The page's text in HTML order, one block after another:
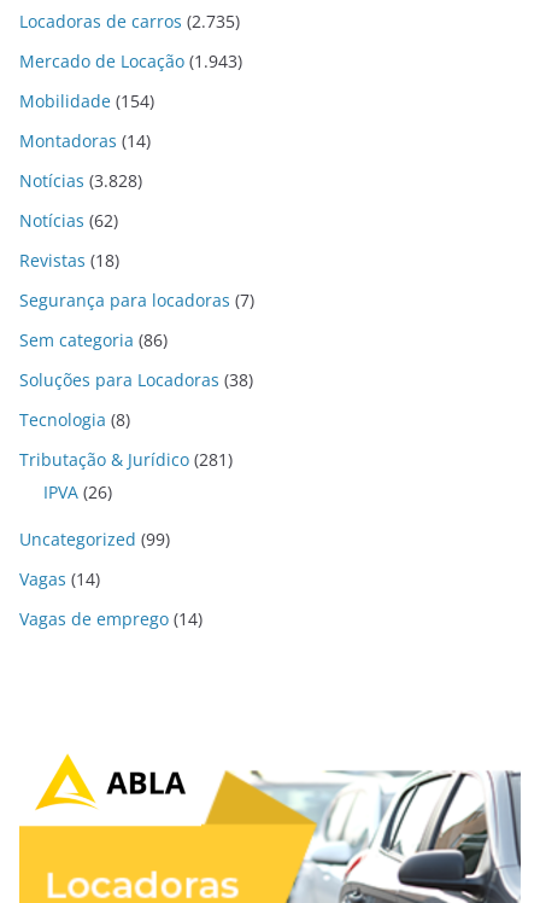
Locadoras de carros (2.735)
Mercado de Locação (1.943)
Mobilidade (154)
Montadoras (14)
Notícias (3.828)
Notícias (62)
Revistas (18)
Segurança para locadoras (7)
Sem categoria (86)
Soluções para Locadoras (38)
Tecnologia (8)
Tributação & Jurídico (281)
IPVA (26)
Uncategorized (99)
Vagas (14)
Vagas de emprego (14)